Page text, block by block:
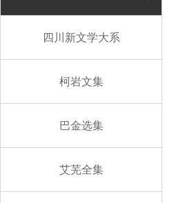
四川新文学大系
柯岩文集
巴金选集
艾芜全集